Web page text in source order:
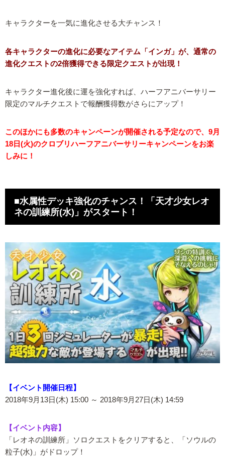
キャラクターを一気に進化させる大チャンス！
各キャラクターの進化に必要なアイテム「インガ」が、通常の
進化クエストの2倍獲得できる限定クエストが出現！
キャラクター進化後に運を強化すれば、ハーフアニバーサリー
限定のマルチクエストで報酬獲得数がさらにアップ！
このほかにも多数のキャンペーンが開催される予定なので、9月
18日(火)のクロブリハーフアニバーサリーキャンペーンをお楽
しみに！
■水属性デッキ強化のチャンス！「天才少女レオ
ネの訓練所(水)」がスタート！
【イベント開催日程】
2018年9月13日(木) 15:00 ～ 2018年9月27日(木) 14:59
【イベント内容】
「レオネの訓練所」ソロクエストをクリアすると、「ソウルの
粒子(水)」がドロップ！